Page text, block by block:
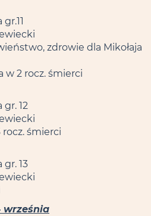
zdrowie dla Mikołaja
w 2 rocz. śmierci
gr. 12
rocz. śmierci
gr. 13
września